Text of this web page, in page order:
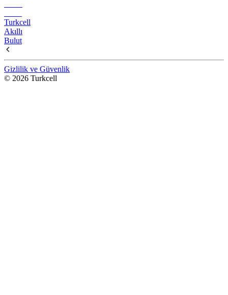
Turkcell
Akıllı
Bulut
Gizlilik ve Güvenlik
© 2026 Turkcell